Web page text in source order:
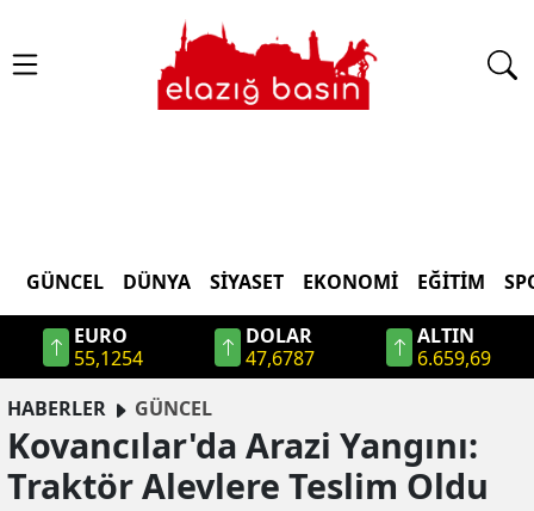
GÜNCEL DÜNYA SİYASET EKONOMİ EĞİTİM
EURO
55,1254
DOLAR
47,6787
ALTIN
6.659,69
HABERLER
GÜNCEL
Kovancılar'da Arazi Yangını:
Traktör Alevlere Teslim Oldu